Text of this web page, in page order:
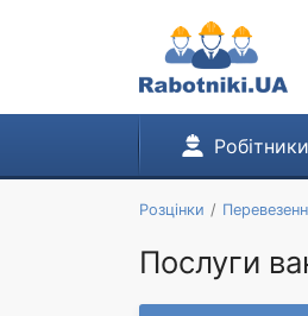
Робітники
Розцінки
Послуги